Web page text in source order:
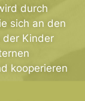
durch
sich an den
der Kinder
kooperieren